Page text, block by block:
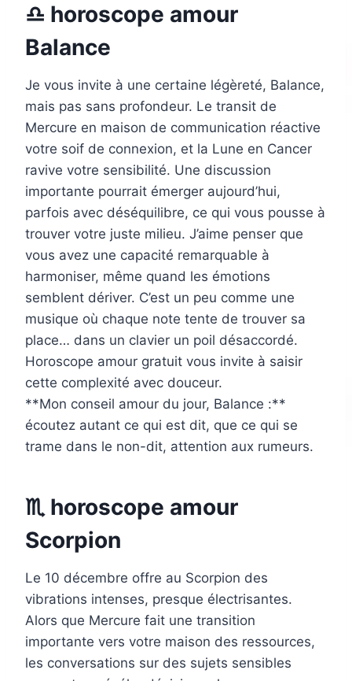
♎ horoscope amour
Balance
Je vous invite à une certaine légèreté, Balance,
mais pas sans profondeur. Le transit de
Mercure en maison de communication réactive
votre soif de connexion, et la Lune en Cancer
ravive votre sensibilité. Une discussion
importante pourrait émerger aujourd’hui,
parfois avec déséquilibre, ce qui vous pousse à
trouver votre juste milieu. J’aime penser que
vous avez une capacité remarquable à
harmoniser, même quand les émotions
semblent dériver. C’est un peu comme une
musique où chaque note tente de trouver sa
place… dans un clavier un poil désaccordé.
Horoscope amour gratuit vous invite à saisir
cette complexité avec douceur.
**Mon conseil amour du jour, Balance :**
écoutez autant ce qui est dit, que ce qui se
trame dans le non-dit, attention aux rumeurs.
♏ horoscope amour
Scorpion
Le 10 décembre offre au Scorpion des
vibrations intenses, presque électrisantes.
Alors que Mercure fait une transition
importante vers votre maison des ressources,
les conversations sur des sujets sensibles